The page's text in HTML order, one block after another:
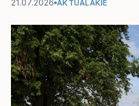
21.07.2026 AKTUĀLĀKIE